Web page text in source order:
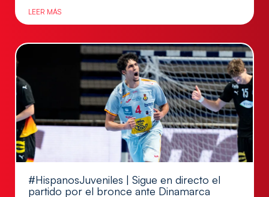
LEER MÁS
#HispanosJuveniles | Sigue en directo el
partido por el bronce ante Dinamarca